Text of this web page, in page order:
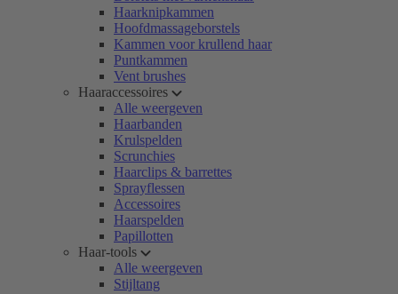
Haarknipkammen
Hoofdmassageborstels
Kammen voor krullend haar
Puntkammen
Vent brushes
Haaraccessoires
Alle weergeven
Haarbanden
Krulspelden
Scrunchies
Haarclips & barrettes
Sprayflessen
Accessoires
Haarspelden
Papillotten
Haar-tools
Alle weergeven
Stijltang